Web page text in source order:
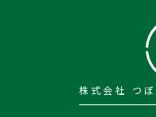
株式会社 つ